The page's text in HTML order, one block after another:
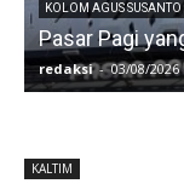
KOLOM AGUS SUSANTO
Pasar Pagi
redaksi - 03/08/2026